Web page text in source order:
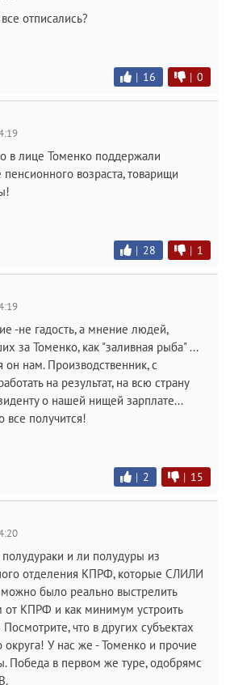
отписались?
| 16 | 0
в лице Томенко поддержали
возраста, товарищи
| 28 | 1
-не гадость, а мнение людей,
за Томенко, как "заливная рыба" ...
он нам. Производственник, с
на результат, на всю страну
о нашей нищей зарплате...
все получится!
| 2 | 15
и ли полудуры из
отделения КПРФ, которые СЛИЛИ
было реально выстрелить
от КПРФ и как минимум устроить
Посмотрите, что в других субъектах
округа! У нас же - Томенко и прочие
Победа в первом же туре, одобрямс